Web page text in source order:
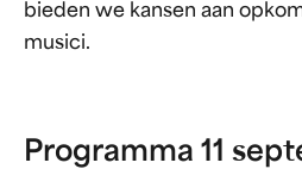
bieden we kansen aan
musici.
Programma 11